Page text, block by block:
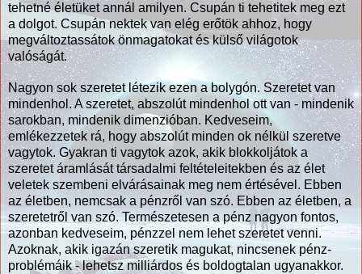
tehetné életüket annál amilyen. Csupán ti tehetitek meg ezt
a dolgot. Csupán nektek van elég erőtök ahhoz, hogy
megváltoztassátok önmagatokat és külső világotok
valóságát.
Nagyon sok szeretet létezik ezen a bolygón. Szeretet van
mindenhol. A szeretet, abszolút mindenhol ott van - mindenik
sarokban, mindenik dimenzióban. Kedveseim,
emlékezzetek rá, hogy abszolút minden ok nélkül szeretve
vagytok. Gyakran ti vagytok azok, akik blokkoljátok a
szeretet áramlását társadalmi feltételeitekben és az élet
veletek szembeni elvárásainak meg nem értésével. Ebben
az életben, nemcsak a pénzről van szó. Ebben az életben, a
szeretetről van szó. Természetesen a pénz nagyon fontos,
azonban kedveseim, pénzzel nem lehet szeretet venni.
Azoknak, akik igazán szeretik magukat, nincsenek pénz-
problémáik - lehetsz milliárdos és boldogtalan ugyanakkor.